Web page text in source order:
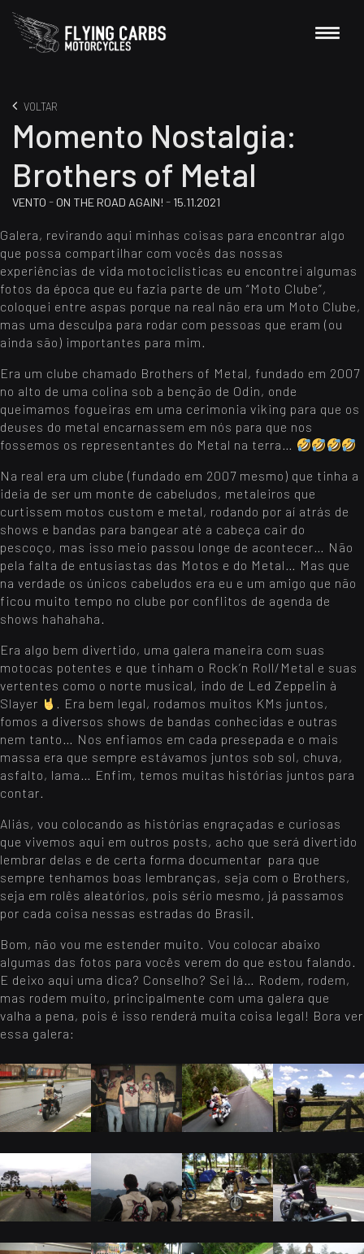
VOLTAR
Momento Nostalgia:
Brothers of Metal
VENTO - ON THE ROAD AGAIN! - 15.11.2021
Galera, revirando aqui minhas coisas para encontrar algo
que possa compartilhar com vocês das nossas
experiências de vida motociclísticas eu encontrei algumas
fotos da época que eu fazia parte de um “Moto Clube”,
coloquei entre aspas porque na real não era um Moto Clube,
mas uma desculpa para rodar com pessoas que eram (ou
ainda são) importantes para mim.
Era um clube chamado Brothers of Metal, fundado em 2007
no alto de uma colina sob a benção de Odin, onde
queimamos fogueiras em uma cerimonia viking para que os
deuses do metal encarnassem em nós para que nos
fossemos os representantes do Metal na terra…
Na real era um clube (fundado em 2007 mesmo) que tinha a
ideia de ser um monte de cabeludos, metaleiros que
curtissem motos custom e metal, rodando por aí atrás de
shows e bandas para bangear até a cabeça cair do
pescoço, mas isso meio passou longe de acontecer… Não
pela falta de entusiastas das Motos e do Metal… Mas que
na verdade os únicos cabeludos era eu e um amigo que não
ficou muito tempo no clube por conflitos de agenda de
shows hahahaha.
Era algo bem divertido, uma galera maneira com suas
motocas potentes e que tinham o Rock’n Roll/Metal e suas
vertentes como o norte musical, indo de Led Zeppelin à
Slayer
. Era bem legal, rodamos muitos KMs juntos,
fomos a diversos shows de bandas conhecidas e outras
nem tanto… Nos enfiamos em cada presepada e o mais
massa era que sempre estávamos juntos sob sol, chuva,
asfalto, lama… Enfim, temos muitas histórias juntos para
contar.
Aliás, vou colocando as histórias engraçadas e curiosas
que vivemos aqui em outros posts, acho que será divertido
lembrar delas e de certa forma documentar para que
sempre tenhamos boas lembranças, seja com o Brothers,
seja em rolês aleatórios, pois sério mesmo, já passamos
por cada coisa nessas estradas do Brasil.
Bom, não vou me estender muito. Vou colocar abaixo
algumas das fotos para vocês verem do que estou falando.
E deixo aqui uma dica? Conselho? Sei lá… Rodem, rodem,
mas rodem muito, principalmente com uma galera que
valha a pena, pois é isso renderá muita coisa legal! Bora ver
essa galera: